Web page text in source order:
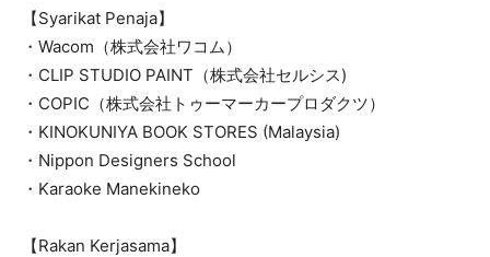
【Syarikat Penaja】
・Wacom（株式会社ワコム）
・CLIP STUDIO PAINT（株式会社セルシス)
・COPIC（株式会社トゥーマーカープロダクツ）
・KINOKUNIYA BOOK STORES (Malaysia)
・Nippon Designers School
・Karaoke Manekineko
【Rakan Kerjasama】